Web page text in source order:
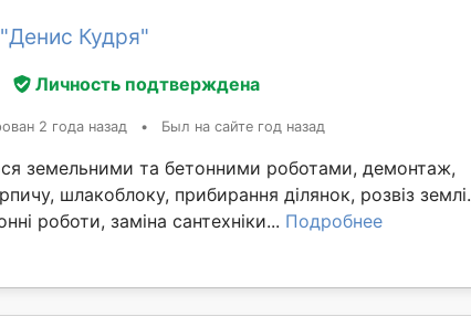
Кудря"
Личность подтверждена
2 года назад • Был на сайте год назад
земельними та бетонними роботами, демонтаж,
шлакоблоку, прибирання ділянок, розвіз землі.
роботи, заміна сантехніки... Подробнее